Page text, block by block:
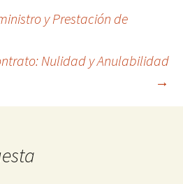
y Prestación de
Nulidad y Anulabilidad
→